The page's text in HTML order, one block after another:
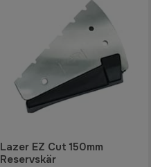
Lazer EZ Cut 150mm
Reservskär